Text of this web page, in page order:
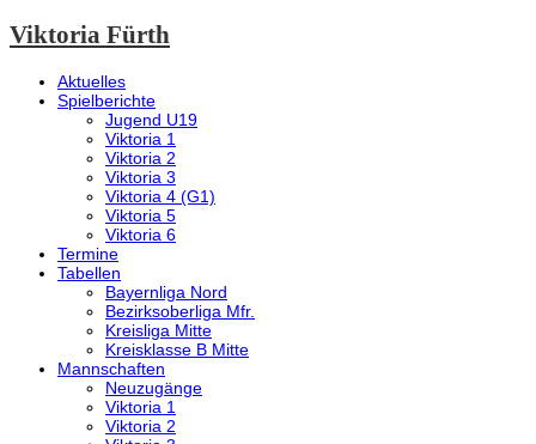
Viktoria Fürth
Aktuelles
Spielberichte
Jugend U19
Viktoria 1
Viktoria 2
Viktoria 3
Viktoria 4 (G1)
Viktoria 5
Viktoria 6
Termine
Tabellen
Bayernliga Nord
Bezirksoberliga Mfr.
Kreisliga Mitte
Kreisklasse B Mitte
Mannschaften
Neuzugänge
Viktoria 1
Viktoria 2